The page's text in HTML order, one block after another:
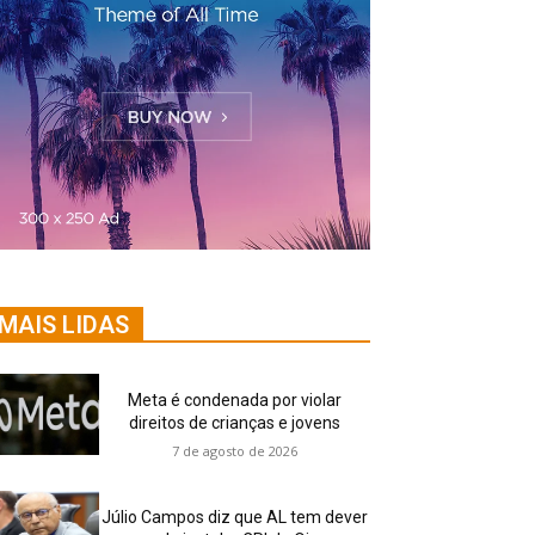
LIDAS
Meta é condenada por violar
direitos de crianças e jovens
7 de agosto de 2026
Júlio Campos diz que AL tem dever